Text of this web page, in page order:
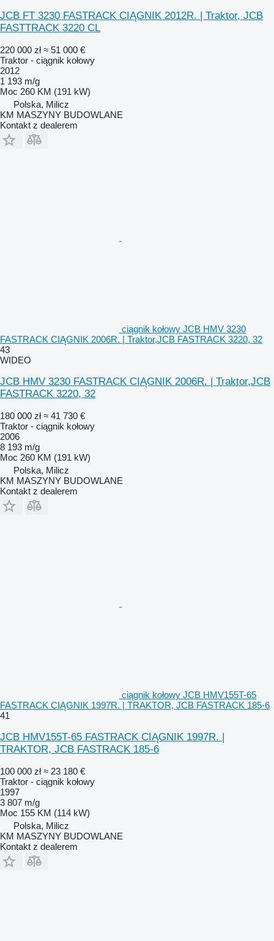
JCB FT 3230 FASTRACK CIĄGNIK 2012R. | Traktor, JCB
FASTTRACK 3220 CL
220 000 zł ≈ 51 000 €
Traktor - ciągnik kołowy
2012
1 193 m/g
Moc 260 KM (191 kW)
Polska, Milicz
KM MASZYNY BUDOWLANE
Kontakt z dealerem
ciągnik kołowy JCB HMV 3230
FASTRACK CIĄGNIK 2006R. | Traktor,JCB FASTRACK 3220, 32
43
WIDEO
JCB HMV 3230 FASTRACK CIĄGNIK 2006R. | Traktor,JCB
FASTRACK 3220, 32
180 000 zł ≈ 41 730 €
Traktor - ciągnik kołowy
2006
8 193 m/g
Moc 260 KM (191 kW)
Polska, Milicz
KM MASZYNY BUDOWLANE
Kontakt z dealerem
ciągnik kołowy JCB HMV155T-65
FASTRACK CIĄGNIK 1997R. | TRAKTOR, JCB FASTRACK 185-6
41
JCB HMV155T-65 FASTRACK CIĄGNIK 1997R. |
TRAKTOR, JCB FASTRACK 185-6
100 000 zł ≈ 23 180 €
Traktor - ciągnik kołowy
1997
3 807 m/g
Moc 155 KM (114 kW)
Polska, Milicz
KM MASZYNY BUDOWLANE
Kontakt z dealerem